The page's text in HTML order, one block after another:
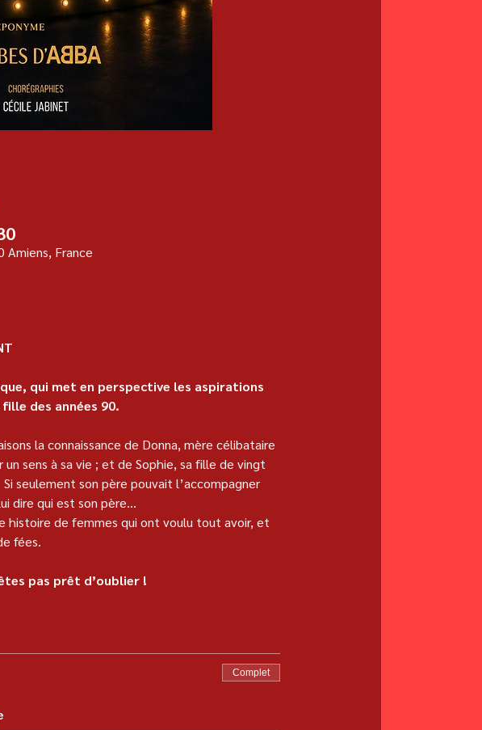
Amiens, France
qui met en perspective les aspirations
des années 90.
la connaissance de Donna, mère célibataire
sens à sa vie ; et de Sophie, sa fille de vingt
seulement son père pouvait l’accompagner
dire qui est son père…
de femmes qui ont voulu tout avoir, et
fées.
pas prêt d’oublier !
Complet